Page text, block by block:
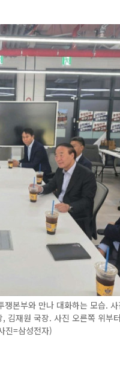
본부와 만나 대화하는 모습.
김재원 국장. 사진 오른쪽 위부
진=삼성전자)